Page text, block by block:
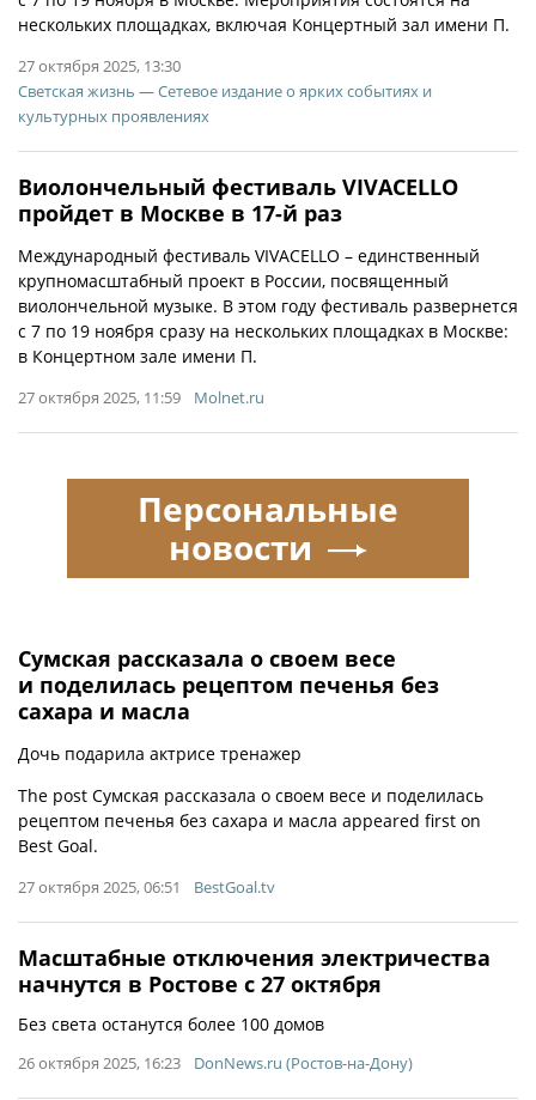
нескольких площадках, включая Концертный зал имени П.
27 октября 2025, 13:30
Светская жизнь — Сетевое издание о ярких событиях и
культурных проявлениях
Виолончельный фестиваль VIVACELLO
пройдет в Москве в 17-й раз
Международный фестиваль VIVACELLO – единственный
крупномасштабный проект в России, посвященный
виолончельной музыке. В этом году фестиваль развернется
с 7 по 19 ноября сразу на нескольких площадках в Москве:
в Концертном зале имени П.
27 октября 2025, 11:59 Molnet.ru
Сумская рассказала о своем весе
и поделилась рецептом печенья без
сахара и масла
Дочь подарила актрисе тренажер
The post Сумская рассказала о своем весе и поделилась
рецептом печенья без сахара и масла appeared first on
Best Goal.
27 октября 2025, 06:51 BestGoal.tv
Масштабные отключения электричества
начнутся в Ростове с 27 октября
Без света останутся более 100 домов
26 октября 2025, 16:23 DonNews.ru (Ростов-на-Дону)
Персональные
новости